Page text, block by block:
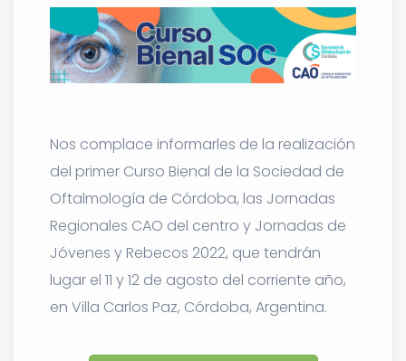
Nos complace informarles de la realización
del primer Curso Bienal de la Sociedad de
Oftalmología de Córdoba, las Jornadas
Regionales CAO del centro y Jornadas de
Jóvenes y Rebecos 2022, que tendrán
lugar el 11 y 12 de agosto del corriente año,
en Villa Carlos Paz, Córdoba, Argentina.